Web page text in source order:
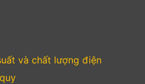
và chất lượng điện